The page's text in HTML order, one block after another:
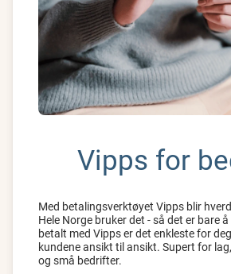
Vipps for
Med betalingsverktøyet Vipps blir
Hele Norge bruker det - så det er bare
betalt med Vipps er det enkleste for
kundene ansikt til ansikt. Supert for
og små bedrifter.